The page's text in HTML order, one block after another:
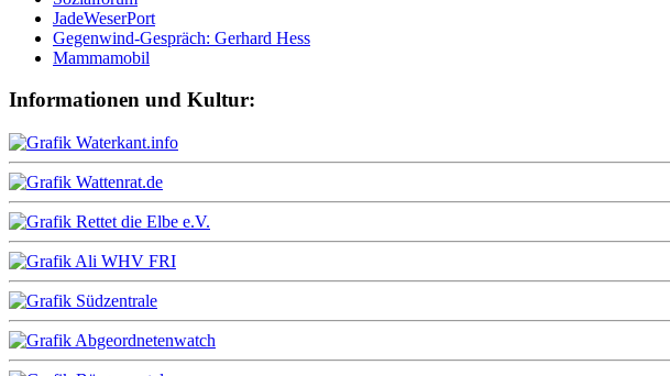
JadeWeserPort
Gegenwind-Gespräch: Gerhard Hess
Mammamobil
Informationen und Kultur: